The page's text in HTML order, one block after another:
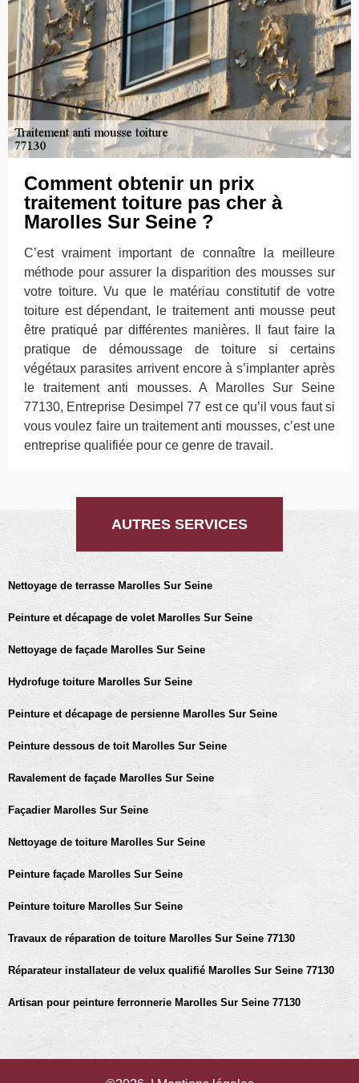
Comment obtenir un prix
traitement toiture pas cher à
Marolles Sur Seine ?
C’est vraiment important de connaître la meilleure
méthode pour assurer la disparition des mousses sur
votre toiture. Vu que le matériau constitutif de votre
toiture est dépendant, le traitement anti mousse peut
être pratiqué par différentes manières. Il faut faire la
pratique de démoussage de toiture si certains
végétaux parasites arrivent encore à s’implanter après
le traitement anti mousses. A Marolles Sur Seine
77130, Entreprise Desimpel 77 est ce qu’il vous faut si
vous voulez faire un traitement anti mousses, c’est une
entreprise qualifiée pour ce genre de travail.
AUTRES SERVICES
Nettoyage de terrasse Marolles Sur Seine
Peinture et décapage de volet Marolles Sur Seine
Nettoyage de façade Marolles Sur Seine
Hydrofuge toiture Marolles Sur Seine
Peinture et décapage de persienne Marolles Sur Seine
Peinture dessous de toit Marolles Sur Seine
Ravalement de façade Marolles Sur Seine
Façadier Marolles Sur Seine
Nettoyage de toiture Marolles Sur Seine
Peinture façade Marolles Sur Seine
Peinture toiture Marolles Sur Seine
Travaux de réparation de toiture Marolles Sur Seine 77130
Réparateur installateur de velux qualifié Marolles Sur Seine 77130
Artisan pour peinture ferronnerie Marolles Sur Seine 77130